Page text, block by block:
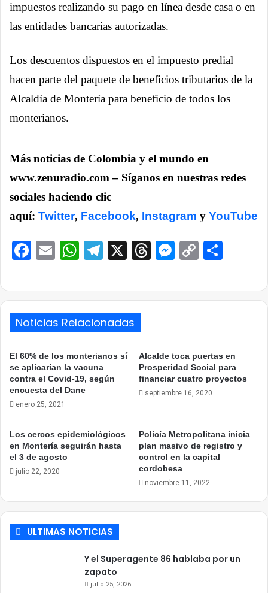
impuestos realizando su pago en línea desde casa o en
las entidades bancarias autorizadas.
Los descuentos dispuestos en el impuesto predial
hacen parte del paquete de beneficios tributarios de la
Alcaldía de Montería para beneficio de todos los
monterianos.
Más noticias de Colombia y el mundo en
www.zenuradio.com – Síganos en nuestras redes
sociales haciendo clic
aquí: Twitter, Facebook, Instagram y YouTube
Facebook
EmailWhatsApp
Telegram
X ThreadsCopy
Noticias Relacionadas
El 60% de los monterianos sí
se aplicarían la vacuna
contra el Covid-19, según
encuesta del Dane
enero 25, 2021
Alcalde toca puertas en
Prosperidad Social para
financiar cuatro proyectos
septiembre 16, 2020
Los cercos epidemiológicos
en Montería seguirán hasta
el 3 de agosto
julio 22, 2020
Policía Metropolitana inicia
plan masivo de registro y
control en la capital
cordobesa
noviembre 11, 2022
ULTIMAS NOTICIAS
Y el Superagente 86 hablaba por un
zapato
julio 25, 2026